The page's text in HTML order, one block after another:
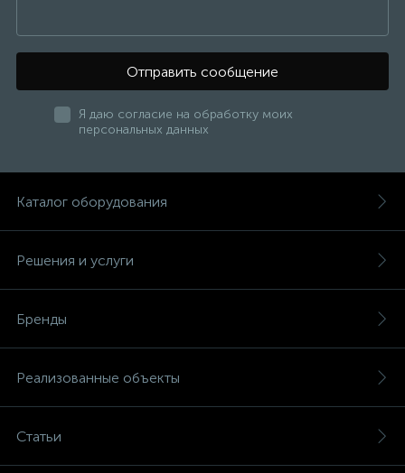
Отправить сообщение
Я даю согласие на обработку моих
персональных данных
Каталог оборудования
Решения и услуги
Бренды
Реализованные объекты
Статьи